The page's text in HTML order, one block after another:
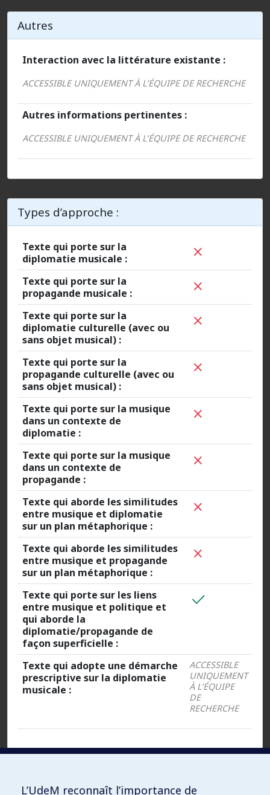
Autres
Interaction avec la littérature existante :
ACCESSIBLE UNIQUEMENT À L’ÉQUIPE DE RECHERCHE
Autres informations pertinentes :
ACCESSIBLE UNIQUEMENT À L’ÉQUIPE DE RECHERCHE
Types d’approche :
Texte qui porte sur la
diplomatie musicale :
Texte qui porte sur la
propagande musicale :
Texte qui porte sur la
diplomatie culturelle (avec ou
sans objet musical) :
Texte qui porte sur la
propagande culturelle (avec ou
sans objet musical) :
Texte qui porte sur la musique
dans un contexte de
diplomatie :
Texte qui porte sur la musique
dans un contexte de
propagande :
Texte qui aborde les similitudes
entre musique et diplomatie
sur un plan métaphorique :
Texte qui aborde les similitudes
entre musique et propagande
sur un plan métaphorique :
Texte qui porte sur les liens
entre musique et politique et
qui aborde la
diplomatie/propagande de
façon superficielle :
Texte qui adopte une démarche
prescriptive sur la diplomatie
musicale :
ACCESSIBLE
UNIQUEMENT
À L’ÉQUIPE
DE
RECHERCHE
Fichiers :
L’UdeM reconnaît l’importance de